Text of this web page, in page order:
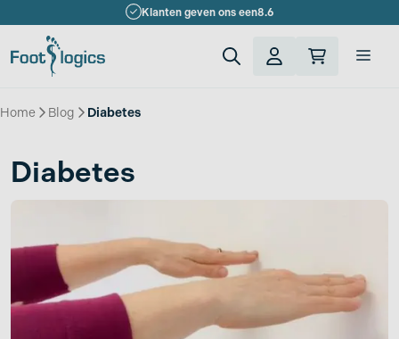
naar
de
Klanten geven ons een8.6
Home » Blog » Diabetes
Diabetes